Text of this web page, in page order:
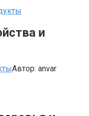
и
Автор: anvar